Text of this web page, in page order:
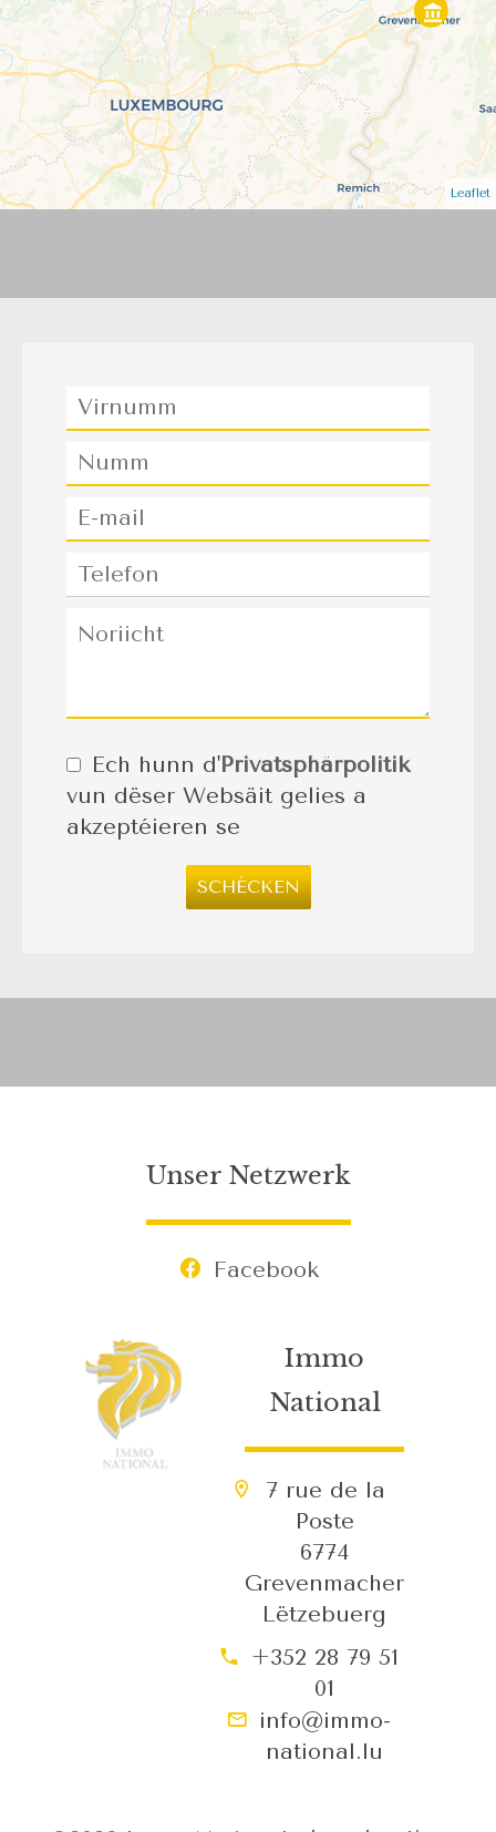
Leaflet
Ech hunn d'Privatsphärpolitik
vun dëser Websäit gelies a
akzeptéieren se
SCHÉCKEN
Unser Netzwerk
Facebook
Immo
National
7 rue de la
Poste
6774
Grevenmacher
Lëtzebuerg
+352 28 79 51
01
info@immo-
national.lu